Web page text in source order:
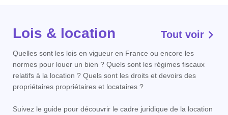
Lois & location Tout voir
Quelles sont les lois en vigueur en France ou encore les
normes pour louer un bien ? Quels sont les régimes fiscaux
relatifs à la location ? Quels sont les droits et devoirs des
propriétaires propriétaires et locataires ?
Suivez le guide pour découvrir le cadre juridique de la location